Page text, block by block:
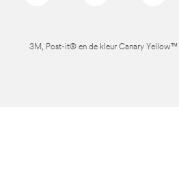
3M, Post-it® en de kleur Canary Yellow™